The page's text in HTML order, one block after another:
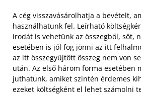
A cég visszavásárolhatja a bevételt,
használhatunk fel. Leírható
irodát is vehetünk az összegből, sőt,
esetében is jól fog jönni az itt
az itt összegyűjtött összeg nem von
után. Az első három forma esetében
juthatunk, amiket szintén érdemes
ezeket költségként el lehet számolni